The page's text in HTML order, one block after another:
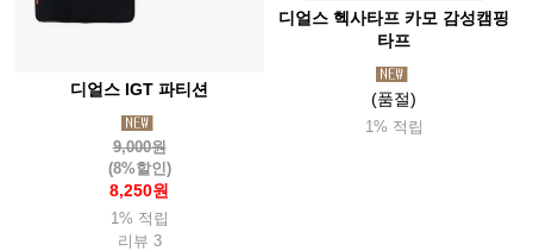
디얼스 IGT 파티션
9,000원
(8%할인)
8,250원
1% 적립
리뷰 3
디얼스 헥사타프 카모 감성캠핑
타프
(품절)
1% 적립